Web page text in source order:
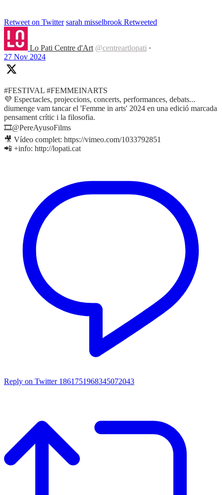
Retweet on Twitter sarah misselbrook Retweeted
Lo Pati Centre d'Art @centreartlopati ·
27 Nov 2024
#FESTIVAL #FEMMEINARTS
💜 Espectacles, projeccions, concerts, performances, debats...
diumenge vam tancar el 'Femme in arts' 2024 en una edició marcada
pensament crític i la filosofia.
🎞@PereAyusoFilms
🎥 Vídeo complet: https://vimeo.com/1033792851
📲 +info: http://lopati.cat
Reply on Twitter 1861751968345072043